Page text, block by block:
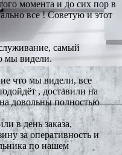
момента и до сих пор в
все ! Советую и этот
самый
мы видели.
что мы видели, все
, доставили на
довольны полностью
в день заказа,
за оперативность и
по нашем